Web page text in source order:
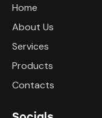
Home
About Us
Services
Products
Contacts